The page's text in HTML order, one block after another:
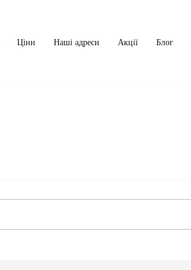
Ціни Наші адреси Акції Блог